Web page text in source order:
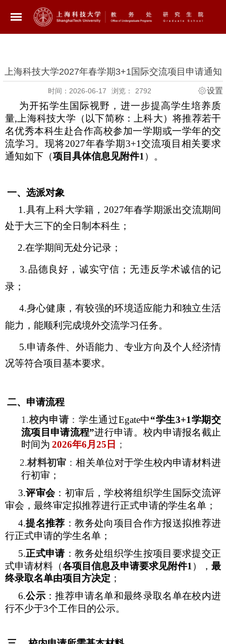
上海科技大学2027年春学期3+1国际交流项目申请通知
时间：2026-06-17 浏览： 2792 设置
为开拓学生国际视野，进一步提高学生培养质
量, 上海科技大学（以下简称：上科大）将推荐若干
名优秀本科生赴合作高校参加一学期或一学年的交
流学习。现将2027年春学期3+1交流项目相关要求
通知如下（项目具体信息见附件1 ）。
一、选派对象
1.具有上科大学籍， 2027年春学期派出交流期间
处于大三下的全日制本科生；
2.在学期间无处分记录；
3.品德良好，诚实守信；无违反学术诚信的记
录；
4.身心健康，有较强的环境适应能力和独立生活
能力，能顺利完成境外交流学习任务。
5.申请条件、外语能力、专业方向及个人经济情
况等符合项目基本要求。
二、申请流程
1.校内申请：学生通过Egate中“学生3+1学期交
流项目申请流程”进行申请。校内申请报名截止
时间为 2026年6月 25 日 ；
2.材料初审 ：相关单位对于学生校内申请材料进
行初审；
3.评审会：初审后，学校将组织学生国际交流评
审会，最终审定拟推荐进行正式申请的学生名单；
4.提名推荐 ：教务处向项目合作方报送拟推荐进
行正式申请的学生名单；
5.正式申请：教务处组织学生按项目要求提交正
式申请材料（各项目信息及申请要求见附件1 ）， 最
终录取名单由项目方决定 ；
6.公示 ：推荐申请名单和最终录取名单在校内进
行不少于3个工作日的公示。